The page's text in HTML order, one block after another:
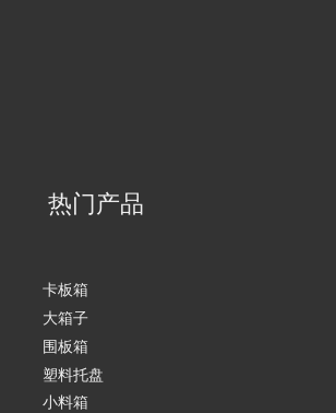
热门产品
卡板箱
大箱子
围板箱
塑料托盘
小料箱